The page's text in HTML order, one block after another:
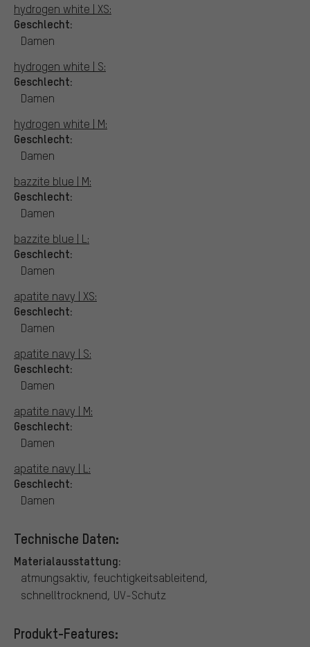
hydrogen white | XS:
Geschlecht:
Damen
hydrogen white | S:
Geschlecht:
Damen
hydrogen white | M:
Geschlecht:
Damen
bazzite blue | M:
Geschlecht:
Damen
bazzite blue | L:
Geschlecht:
Damen
apatite navy | XS:
Geschlecht:
Damen
apatite navy | S:
Geschlecht:
Damen
apatite navy | M:
Geschlecht:
Damen
apatite navy | L:
Geschlecht:
Damen
Technische Daten:
Materialausstattung:
atmungsaktiv, feuchtigkeitsableitend,
schnelltrocknend, UV-Schutz
Produkt-Features: